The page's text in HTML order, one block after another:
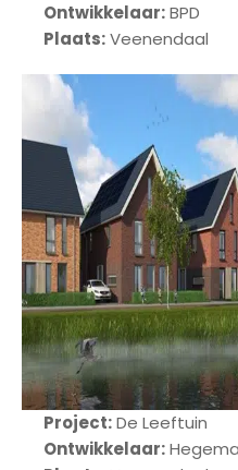
Ontwikkelaar:BPD
Plaats:Veenendaal
Project:De Leeftuin
Ontwikkelaar: